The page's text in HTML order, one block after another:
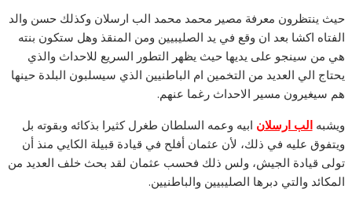
حيث ينتظرون معرفة مصير محمد محمد الب ارسلان وكذلك حسن والد
الفتاه اكشا بعد ان وقع في يد الصليبيين ومن المنقذ وهل ستكون بنته
هي من سينجو على يديها حيث يظهر التطور السريع للاحداث والذي
يحتاج الي العديد من التخمين ام الباطنيين الذي سيسلبون البلدة حينها
هم سيغيرون مسير الاحداث رغما عنهم.
ويشبهالب ارسلان ابيه وعمه السلطان طغرل كثيرا بذكائه وبقوته بل
ويتفوق عليه في ذلك، لأن عثمان أفلح في قيادة قبيلة الكايي منذ أن
تولى قيادة الجيش، ولس ذلك فحسب عثمان لقد بحث خلف العديد من
المكائد والتي دبرها الصليبيين والباطنيين.